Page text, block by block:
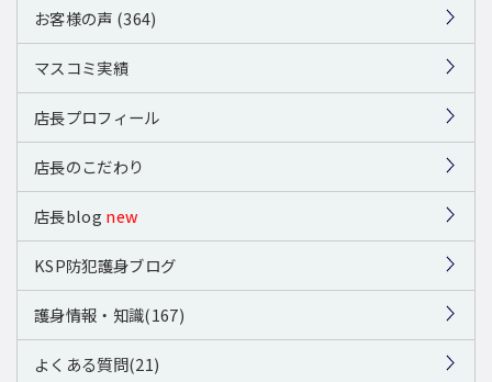
お客様の声 (364)
マスコミ実績
店長プロフィール
店長のこだわり
店長blog new
KSP防犯護身ブログ
護身情報・知識(167)
よくある質問(21)